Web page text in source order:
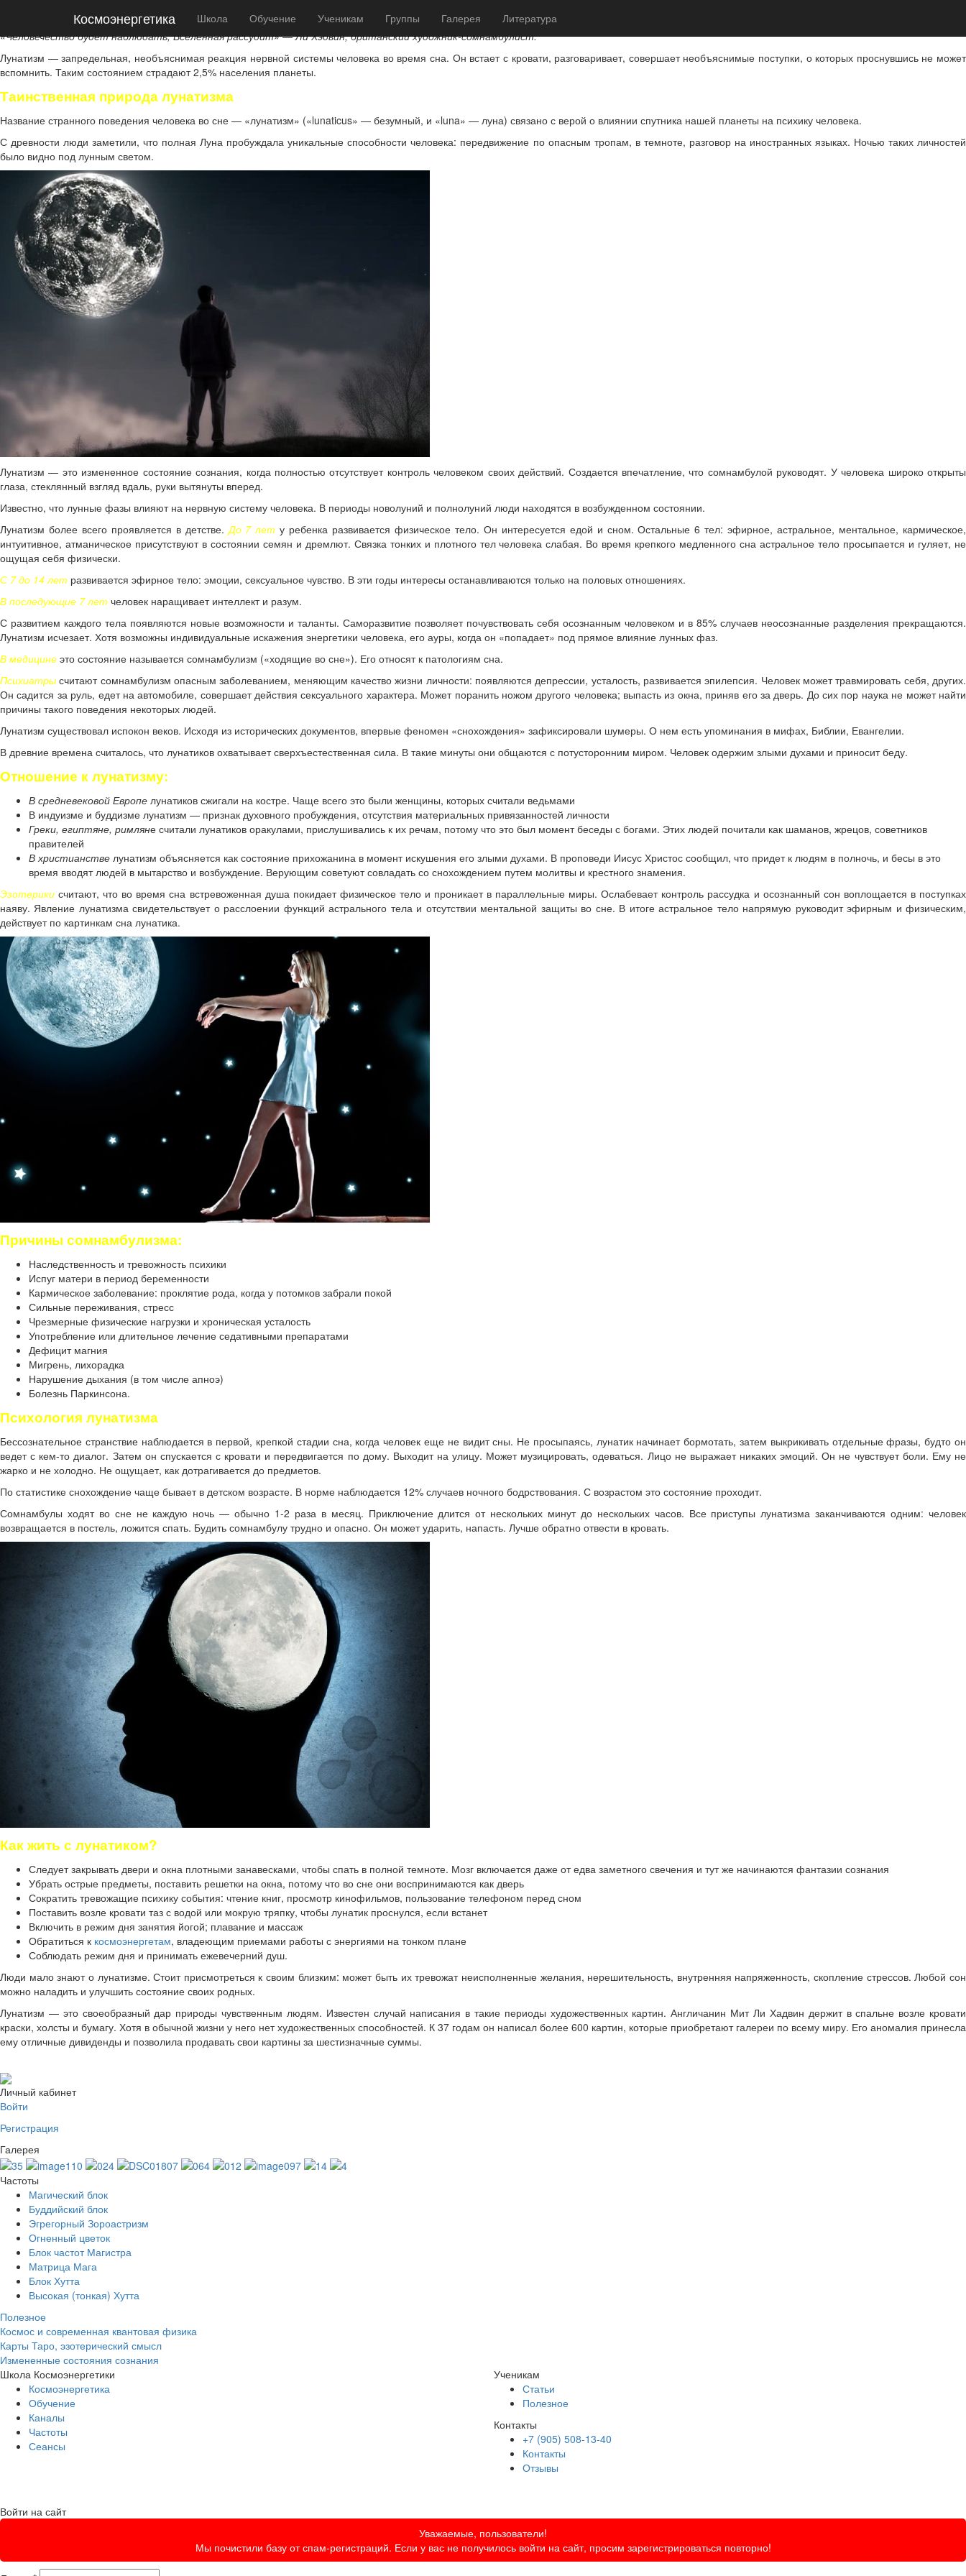
Космоэнергетика Школа Обучение Ученикам Группы Галерея Литература
Лунатизм — причины и особенности
«Человечество будет наблюдать, Вселенная рассудит» — Ли Хэдвин, британский художник-сомнамбулист.
Лунатизм — запредельная, необъяснимая реакция нервной системы человека во время сна. Он встает с кровати, разговаривает, совершает необъяснимые поступки, о которых проснувшись не может
вспомнить. Таким состоянием страдают 2,5% населения планеты.
Таинственная природа лунатизма
Название странного поведения человека во сне — «лунатизм» («lunaticus» — безумный, и «luna» — луна) связано с верой о влиянии спутника нашей планеты на психику человека.
С древности люди заметили, что полная Луна пробуждала уникальные способности человека: передвижение по опасным тропам, в темноте, разговор на иностранных языках. Ночью таких личностей
было видно под лунным светом.
Лунатизм — это измененное состояние сознания, когда полностью отсутствует контроль человеком своих действий. Создается впечатление, что сомнамбулой руководят. У человека широко открыты
глаза, стеклянный взгляд вдаль, руки вытянуты вперед.
Известно, что лунные фазы влияют на нервную систему человека. В периоды новолуний и полнолуний люди находятся в возбужденном состоянии.
Лунатизм более всего проявляется в детстве.До 7 лет у ребенка развивается физическое тело. Он интересуется едой и сном. Остальные 6 тел: эфирное, астральное, ментальное, кармическое,
интуитивное, атманическое присутствуют в состоянии семян и дремлют. Связка тонких и плотного тел человека слабая. Во время крепкого медленного сна астральное тело просыпается и гуляет, не
ощущая себя физически.
С 7 до 14 лет развивается эфирное тело: эмоции, сексуальное чувство. В эти годы интересы останавливаются только на половых отношениях.
В последующие 7 лет человек наращивает интеллект и разум.
С развитием каждого тела появляются новые возможности и таланты. Саморазвитие позволяет почувствовать себя осознанным человеком и в 85% случаев неосознанные разделения прекращаются.
Лунатизм исчезает. Хотя возможны индивидуальные искажения энергетики человека, его ауры, когда он «попадает» под прямое влияние лунных фаз.
В медицине это состояние называется сомнамбулизм («ходящие во сне»). Его относят к патологиям сна.
Психиатры считают сомнамбулизм опасным заболеванием, меняющим качество жизни личности: появляются депрессии, усталость, развивается эпилепсия. Человек может травмировать себя, других.
Он садится за руль, едет на автомобиле, совершает действия сексуального характера. Может поранить ножом другого человека; выпасть из окна, приняв его за дверь. До сих пор наука не может найти
причины такого поведения некоторых людей.
Лунатизм существовал испокон веков. Исходя из исторических документов, впервые феномен «снохождения» зафиксировали шумеры. О нем есть упоминания в мифах, Библии, Евангелии.
В древние времена считалось, что лунатиков охватывает сверхъестественная сила. В такие минуты они общаются с потусторонним миром. Человек одержим злыми духами и приносит беду.
Отношение к лунатизму:
В средневековой Европе лунатиков сжигали на костре. Чаще всего это были женщины, которых считали ведьмами
В индуизме и буддизме лунатизм — признак духовного пробуждения, отсутствия материальных привязанностей личности
Греки, египтяне, римляне считали лунатиков оракулами, прислушивались к их речам, потому что это был момент беседы с богами. Этих людей почитали как шаманов, жрецов, советников
правителей
В христианстве лунатизм объясняется как состояние прихожанина в момент искушения его злыми духами. В проповеди Иисус Христос сообщил, что придет к людям в полночь, и бесы в это
время вводят людей в мытарство и возбуждение. Верующим советуют совладать со снохождением путем молитвы и крестного знамения.
Эзотерики считают, что во время сна встревоженная душа покидает физическое тело и проникает в параллельные миры. Ослабевает контроль рассудка и осознанный сон воплощается в поступках
наяву. Явление лунатизма свидетельствует о расслоении функций астрального тела и отсутствии ментальной защиты во сне. В итоге астральное тело напрямую руководит эфирным и физическим,
действует по картинкам сна лунатика.
Причины сомнамбулизма:
Наследственность и тревожность психики
Испуг матери в период беременности
Кармическое заболевание: проклятие рода, когда у потомков забрали покой
Сильные переживания, стресс
Чрезмерные физические нагрузки и хроническая усталость
Употребление или длительное лечение седативными препаратами
Дефицит магния
Мигрень, лихорадка
Нарушение дыхания (в том числе апноэ)
Болезнь Паркинсона.
Психология лунатизма
Бессознательное странствие наблюдается в первой, крепкой стадии сна, когда человек еще не видит сны. Не просыпаясь, лунатик начинает бормотать, затем выкрикивать отдельные фразы, будто он
ведет с кем-то диалог. Затем он спускается с кровати и передвигается по дому. Выходит на улицу. Может музицировать, одеваться. Лицо не выражает никаких эмоций. Он не чувствует боли. Ему не
жарко и не холодно. Не ощущает, как дотрагивается до предметов.
По статистике снохождение чаще бывает в детском возрасте. В норме наблюдается 12% случаев ночного бодрствования. С возрастом это состояние проходит.
Сомнамбулы ходят во сне не каждую ночь — обычно 1-2 раза в месяц. Приключение длится от нескольких минут до нескольких часов. Все приступы лунатизма заканчиваются одним: человек
возвращается в постель, ложится спать. Будить сомнамбулу трудно и опасно. Он может ударить, напасть. Лучше обратно отвести в кровать.
Как жить с лунатиком?
Следует закрывать двери и окна плотными занавесками, чтобы спать в полной темноте. Мозг включается даже от едва заметного свечения и тут же начинаются фантазии сознания
Убрать острые предметы, поставить решетки на окна, потому что во сне они воспринимаются как дверь
Сократить тревожащие психику события: чтение книг, просмотр кинофильмов, пользование телефоном перед сном
Поставить возле кровати таз с водой или мокрую тряпку, чтобы лунатик проснулся, если встанет
Включить в режим дня занятия йогой; плавание и массаж
Обратиться к космоэнергетам, владеющим приемами работы с энергиями на тонком плане
Соблюдать режим дня и принимать ежевечерний душ.
Люди мало знают о лунатизме. Стоит присмотреться к своим близким: может быть их тревожат неисполненные желания, нерешительность, внутренняя напряженность, скопление стрессов. Любой сон
можно наладить и улучшить состояние своих родных.
Лунатизм — это своеобразный дар природы чувственным людям. Известен случай написания в такие периоды художественных картин. Англичанин Мит Ли Хадвин держит в спальне возле кровати
краски, холсты и бумагу. Хотя в обычной жизни у него нет художественных способностей. К 37 годам он написал более 600 картин, которые приобретают галереи по всему миру. Его аномалия принесла
ему отличные дивиденды и позволила продавать свои картины за шестизначные суммы.
Личный кабинет
Войти
Регистрация
Галерея
Частоты
Магический блок
Буддийский блок
Эгрегорный Зороастризм
Огненный цветок
Блок частот Магистра
Матрица Мага
Блок Хутта
Высокая (тонкая) Хутта
Полезное
Космос и современная квантовая физика
Карты Таро, эзотерический смысл
Измененные состояния сознания
Школа Космоэнергетики
Космоэнергетика
Обучение
Каналы
Частоты
Сеансы
Ученикам
Статьи
Полезное
Контакты
+7 (905) 508-13-40
Контакты
Отзывы
Войти на сайт
Уважаемые, пользователи!
Мы почистили базу от спам-регистраций. Если у вас не получилось войти на сайт, просим зарегистрироваться повторно!